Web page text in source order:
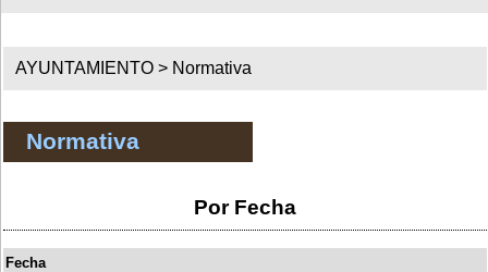
AYUNTAMIENTO > Normativa
Normativa
Por Fecha
Fecha